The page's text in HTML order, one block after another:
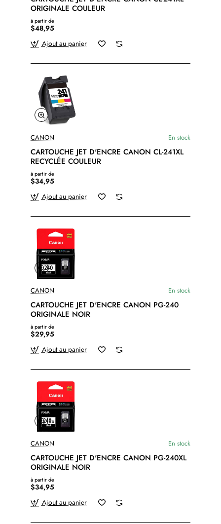
ORIGINALE COULEUR
à partir de
$48,95
Ajout au panier
CANON En stock
CARTOUCHE JET D'ENCRE CANON CL-241XL
RECYCLÉE COULEUR
à partir de
$34,95
Ajout au panier
CANON En stock
CARTOUCHE JET D'ENCRE CANON PG-240
ORIGINALE NOIR
à partir de
$29,95
Ajout au panier
CANON En stock
CARTOUCHE JET D'ENCRE CANON PG-240XL
ORIGINALE NOIR
à partir de
$34,95
Ajout au panier